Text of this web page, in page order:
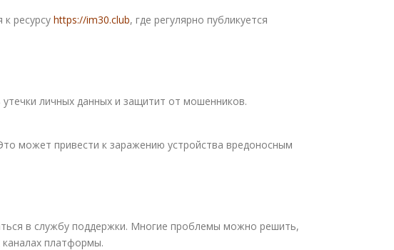
ресурсу https://im30.club, где регулярно публикуется
личных данных и защитит от мошенников.
может привести к заражению устройства вредоносным
в службу поддержки. Многие проблемы можно решить,
платформы.